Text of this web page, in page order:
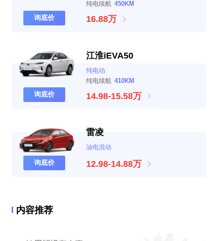
纯电续航 450KM
16.88万
询底价
江淮iEVA50
纯电动
纯电续航 410KM
14.98-15.58万
询底价
雷凌
油电混动
12.98-14.88万
询底价
内容推荐